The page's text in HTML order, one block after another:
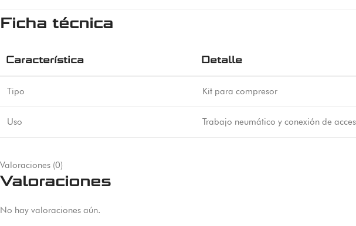
Ficha técnica
Característica Detalle
Tipo Kit para compresor
Uso Trabajo neumático y conexión de
Valoraciones (0)
Valoraciones
No hay valoraciones aún.